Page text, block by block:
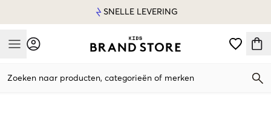
SNELLE LEVERING
Mobile Menu
Zoeken naar producten, categorieën of merken